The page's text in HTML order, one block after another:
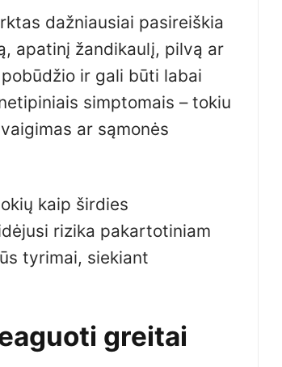
dažniausiai pasireiškia
apatinį žandikaulį, pilvą ar
ir gali būti labai
simptomais – tokiu
ar sąmonės
kaip širdies
rizika pakartotiniam
tyrimai, siekiant
greitai